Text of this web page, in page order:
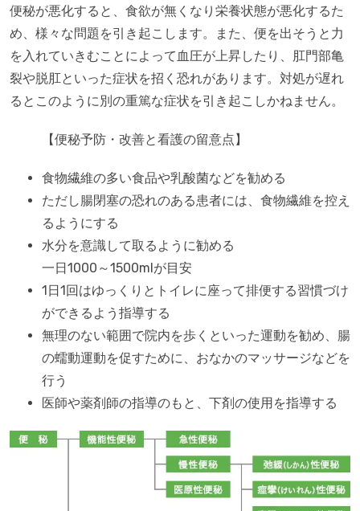
便秘が悪化すると、食欲が無くなり栄養状態が悪化するた
め、様々な問題を引き起こします。また、便を出そうと力
を入れていきむことによって血圧が上昇したり、肛門部亀
裂や脱肛といった症状を招く恐れがあります。対処が遅れ
るとこのように別の重篤な症状を引き起こしかねません。
【便秘予防・改善と看護の留意点】
食物繊維の多い食品や乳酸菌などを勧める
ただし腸閉塞の恐れのある患者には、食物繊維を控え
るようにする
水分を意識して取るように勧める
一日1000～1500mlが目安
1日1回はゆっくりとトイレに座って排便する習慣づけ
ができるよう指導する
無理のない範囲で院内を歩くといった運動を勧め、腸
の蠕動運動を促すために、おなかのマッサージなどを
行う
医師や薬剤師の指導のもと、下剤の使用を指導する